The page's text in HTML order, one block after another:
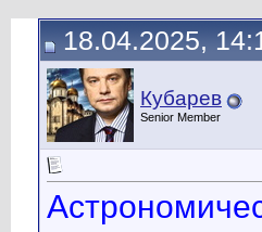
18.04.2025,
Кубарев
Senior Member